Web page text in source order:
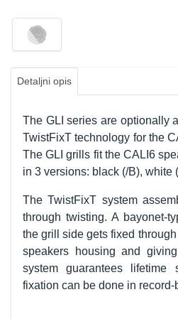
Detaljni opis
The GLI series are optionally
TwistFixT technology for the
The GLI grills fit the CALI6
in 3 versions: black (/B), white
The TwistFixT system
through twisting. A bayonet-
the grill side gets fixed
speakers housing and
system guarantees lifetime
fixation can be done in record-